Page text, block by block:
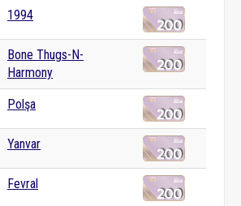
1994
Bone Thugs-N-
Harmony
Polşa
Yanvar
Fevral